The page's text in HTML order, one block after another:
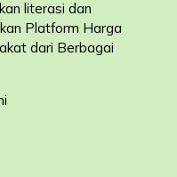
literasi dan
Platform Harga
dari Berbagai